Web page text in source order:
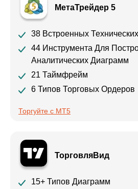
МетаТрейдер 5
38 Встроенных
44 Инструмента Для
Аналитических Диаграмм
21 Таймфрейм
6 Типов Торговых Ордеров
Торгуйте с MT5
ТорговляВид
15+ Типов Диаграмм